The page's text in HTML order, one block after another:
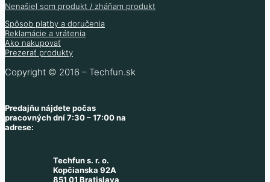
Nenašiel som produkt / zháňam produkt
Spôsob platby a doručenia
Reklamácie a vrátenia
Ako nakupovať
Prezerať produkty
Copyright © 2016 – Techfun.sk
Predajňu nájdete počas
pracovných dní 7:30 – 17:00 na
adrese:
Techfun s. r. o.
Kopčianska 92A
851 01 Bratislava